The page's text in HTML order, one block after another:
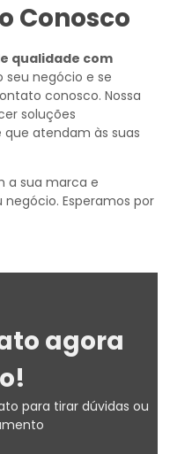
Conosco
qualidade com
seu negócio e se
conosco. Nossa
soluções
que atendam às suas
a sua marca e
Esperamos por
agora
para tirar dúvidas ou